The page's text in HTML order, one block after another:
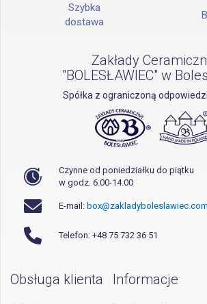
Szybka
dostawa
Zakłady
"BOLESŁAWIEC" w
Spółka z ograniczoną
Czynne od poniedziałku do piątku
w godz. 6.00-14.00
E-mail: box@zakladyboleslawiec.com
Telefon: +48 75 732 36 51
Obsługa klienta Informacje